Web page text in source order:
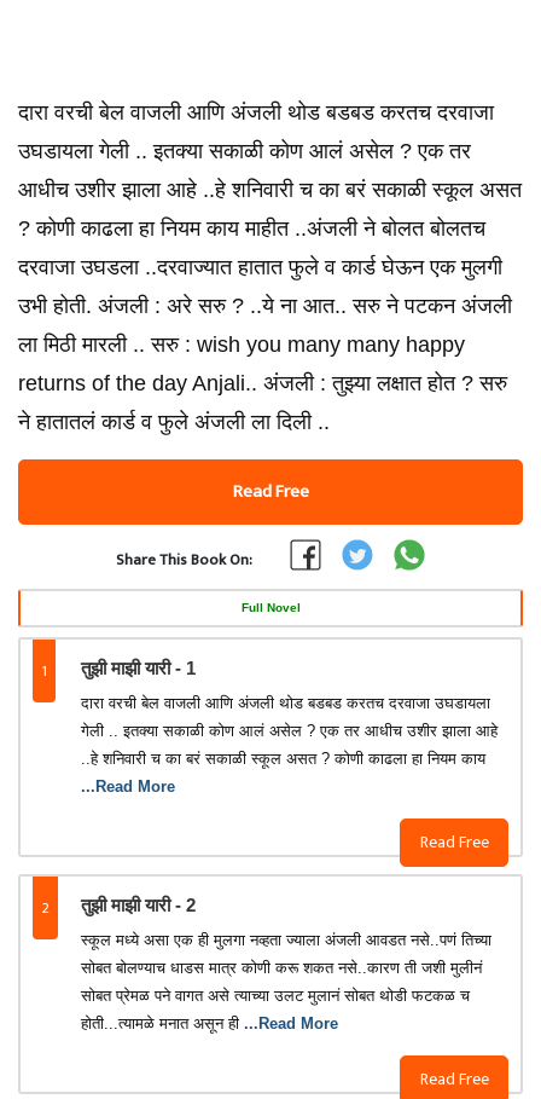
दारा वरची बेल वाजली आणि अंजली थोड बडबड करतच दरवाजा
उघडायला गेली .. इतक्या सकाळी कोण आलं असेल ? एक तर
आधीच उशीर झाला आहे ..हे शनिवारी च का बरं सकाळी स्कूल असत
? कोणी काढला हा नियम काय माहीत ..अंजली ने बोलत बोलतच
दरवाजा उघडला ..दरवाज्यात हातात फुले व कार्ड घेऊन एक मुलगी
उभी होती. अंजली : अरे सरु ? ..ये ना आत.. सरु ने पटकन अंजली
ला मिठी मारली .. सरु : wish you many many happy
returns of the day Anjali.. अंजली : तुझ्या लक्षात होत ? सरु
ने हातातलं कार्ड व फुले अंजली ला दिली ..
Read Free
Share This Book On:
Full Novel
1 तुझी माझी यारी - 1
Read Free
दारा वरची बेल वाजली आणि अंजली थोड बडबड करतच दरवाजा उघडायला
गेली .. इतक्या सकाळी कोण आलं असेल ? एक तर आधीच उशीर झाला आहे
..हे शनिवारी च का बरं सकाळी स्कूल असत ? कोणी काढला हा नियम काय
...Read More
2 तुझी माझी यारी - 2
Read Free
स्कूल मध्ये असा एक ही मुलगा नव्हता ज्याला अंजली आवडत नसे..पणं तिच्या
सोबत बोलण्याच धाडस मात्र कोणी करू शकत नसे..कारण ती जशी मुलीनं
सोबत प्रेमळ पने वागत असे त्याच्या उलट मुलानं सोबत थोडी फटकळ च
होती...त्यामळे मनात असून ही ...Read More